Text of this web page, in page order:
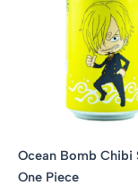
Ocean Bomb Chibi
One Piece